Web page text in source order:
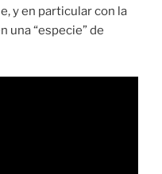
y en particular con la
una “especie” de